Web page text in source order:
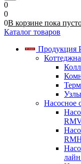
0
0
0В корзине пока
Каталог товаров
Продукция
Насосное